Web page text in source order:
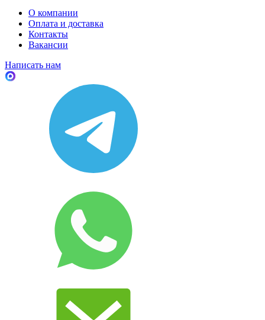
О компании
Оплата и доставка
Контакты
Вакансии
Написать нам